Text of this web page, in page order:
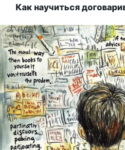
Как научиться